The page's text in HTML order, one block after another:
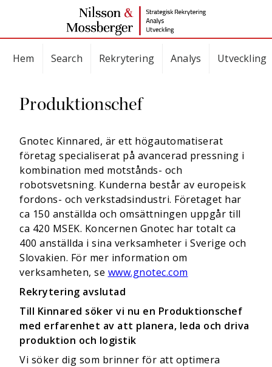
Hem Search Rekrytering Analys Utveckling
Produktionschef
Gnotec Kinnared, är ett högautomatiserat
företag specialiserat på avancerad pressning i
kombination med motstånds- och
robotsvetsning. Kunderna består av europeisk
fordons- och verkstadsindustri. Företaget har
ca 150 anställda och omsättningen uppgår till
ca 420 MSEK. Koncernen Gnotec har totalt ca
400 anställda i sina verksamheter i Sverige och
Slovakien. För mer information om
verksamheten, se www.gnotec.com
Rekrytering avslutad
Till Kinnared söker vi nu en Produktionschef
med erfarenhet av att planera, leda och driva
produktion och logistik
Vi söker dig som brinner för att optimera